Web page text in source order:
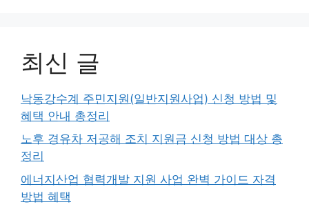
최신 글
낙동강수계 주민지원(일반지원사업) 신청 방법 및
혜택 안내 총정리
노후 경유차 저공해 조치 지원금 신청 방법 대상 총
정리
에너지산업 협력개발 지원 사업 완벽 가이드 자격
방법 혜택